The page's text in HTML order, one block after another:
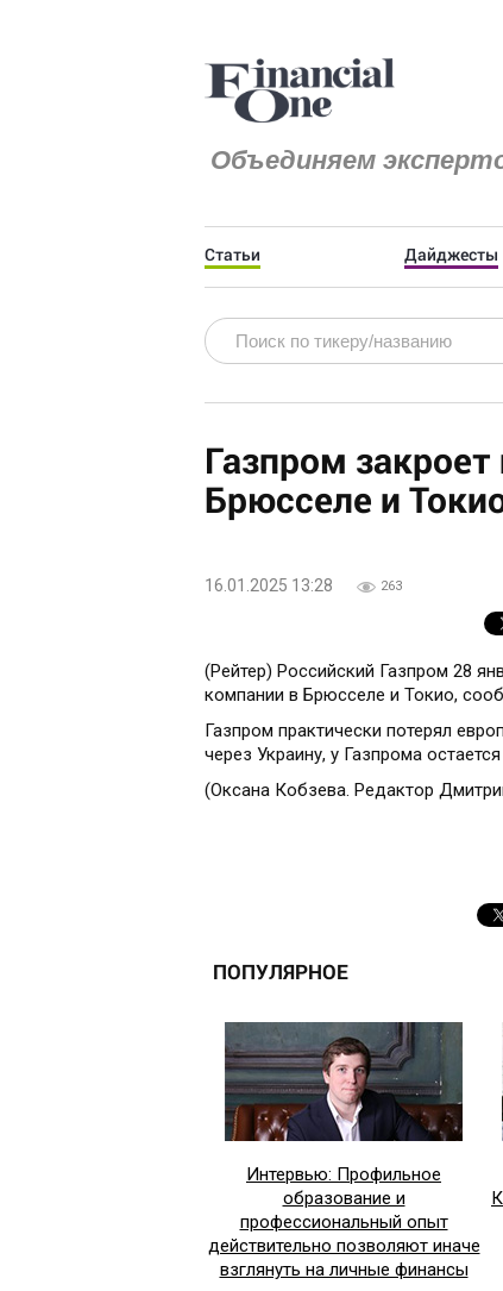
Объединяем
Статьи Дайджесты
Газпром
Брюсселе и
16.01.2025 13:28 263
(Рейтер) Российский Газпром 28
компании в Брюсселе и Токио,
Газпром практически потерял
через Украину, у Газпрома
(Оксана Кобзева. Редактор
ПОПУЛЯРНОЕ
Интервью: Профильное
образование и
профессиональный опыт
действительно позволяют иначе
взглянуть на личные финансы